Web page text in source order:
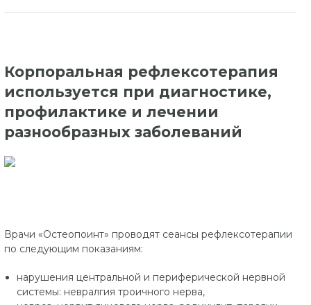
Корпоральная рефлексотерапия
используется при диагностике,
профилактике и лечении
разнообразных заболеваний
Врачи «Остеопоинт» проводят сеансы рефлексотерапии
по следующим показаниям:
нарушения центральной и периферической нервной
системы: невралгия троичного нерва,